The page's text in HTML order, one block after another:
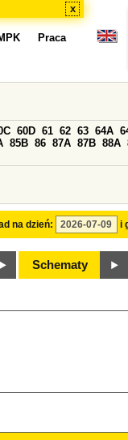
x
Praca
na dzień: i
60D 61 62 63 64A
85B 86 87A 87B 88A
Schematy